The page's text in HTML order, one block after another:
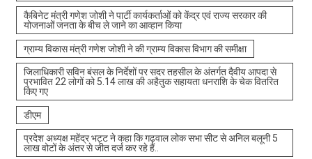
कैबिनेट मंत्री गणेश जोशी ने पार्टी कार्यकर्ताओं को केंद्र एवं राज्य सरकार की
योजनाओं जनता के बीच ले जाने का आव्हान किया
ग्राम्य विकास मंत्री गणेश जोशी ने की ग्राम्य विकास विभाग की समीक्षा
जिलाधिकारी सविन बंसल के निर्देशों पर सदर तहसील के अंतर्गत दैवीय आपदा से
प्रभावित 22 लोगों को 5.14 लाख की अहैतुक सहायता धनराशि के चेक वितरित
किए गए
डीएम
प्रदेश अध्यक्ष महेंद्र भट्ट ने कहा कि गढ़वाल लोक सभा सीट से अनिल बलूनी 5
लाख वोटों के अंतर से जीत दर्ज कर रहे हैं..